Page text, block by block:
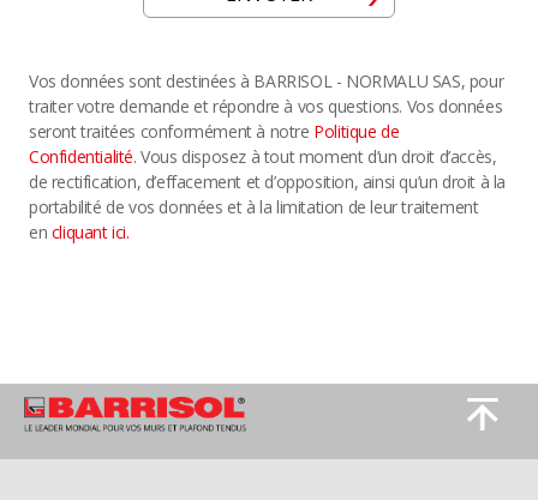
Vos données sont destinées à BARRISOL - NORMALU SAS, pour
traiter votre demande et répondre à vos questions. Vos données
seront traitées conformément à notre Politique de
Confidentialité. Vous disposez à tout moment d’un droit d’accès,
de rectification, d’effacement et d’opposition, ainsi qu’un droit à la
portabilité de vos données et à la limitation de leur traitement
en cliquant ici.
Image Image